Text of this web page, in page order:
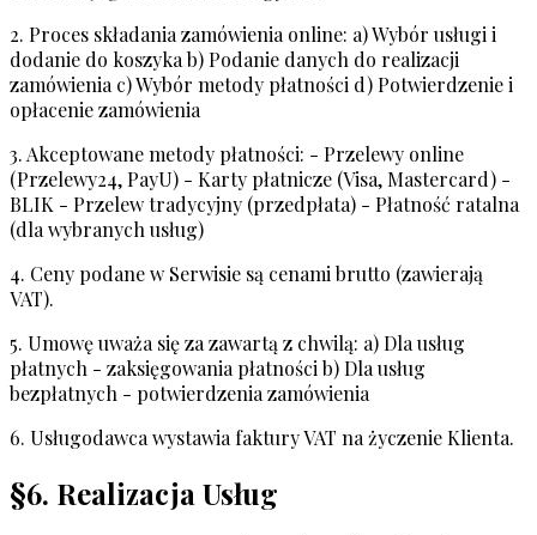
2. Proces składania zamówienia online: a) Wybór usługi i
dodanie do koszyka b) Podanie danych do realizacji
zamówienia c) Wybór metody płatności d) Potwierdzenie i
opłacenie zamówienia
3. Akceptowane metody płatności: - Przelewy online
(Przelewy24, PayU) - Karty płatnicze (Visa, Mastercard) -
BLIK - Przelew tradycyjny (przedpłata) - Płatność ratalna
(dla wybranych usług)
4. Ceny podane w Serwisie są cenami brutto (zawierają
VAT).
5. Umowę uważa się za zawartą z chwilą: a) Dla usług
płatnych - zaksięgowania płatności b) Dla usług
bezpłatnych - potwierdzenia zamówienia
6. Usługodawca wystawia faktury VAT na życzenie Klienta.
§6. Realizacja Usług